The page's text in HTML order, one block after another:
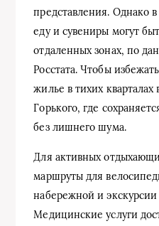
представления. Однако
еду и сувениры могут
отдаленных зонах, по
Росстата. Чтобы
жилье в тихих
Горького, где
без лишнего шума.
Для активных
маршруты для
набережной и
Медицинские услуги